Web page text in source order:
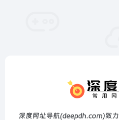
深度网址导航(deepdh.com)致